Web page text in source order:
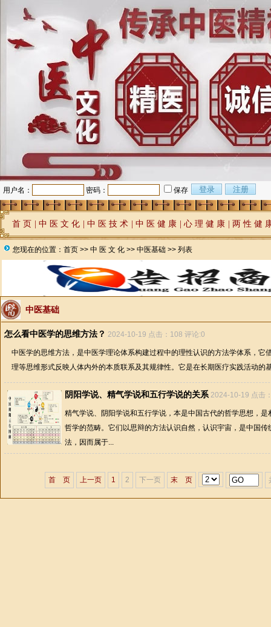
用户名： 密码： 保存
首 页 中 医 文 化 中 医 技 术 中 医 健 康 心 理 健 康 两 性 健
您现在的位置： 首页 >> 中 医 文 化 >> 中医基础 >> 列表
中医基础
怎么看中医学的思维方法？ 2024-10-19 点击：108 评论:0
中医学的思维方法，是中医学理论体系构建过程中的理性认识的方法学体系，它
理等思维形式反映人体内外的本质联系及其规律性。它是在长期医疗实践活动的
阴阳学说、精气学说和五行学说的关系 2024-10-19 点击
精气学说、阴阳学说和五行学说，本是中国古代的哲学思想，
哲学的范畴。它们以思辩的方法认识自然，认识宇宙，是中国
法，因而属于...
首 页 上一页 1 2 下一页 末 页